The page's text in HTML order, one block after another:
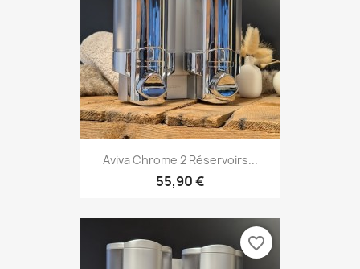
Aviva Chrome 2 Réservoirs...
55,90 €
favorite_border